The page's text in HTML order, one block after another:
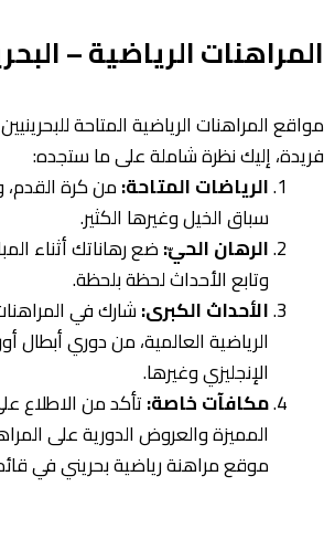
المراهنات الرياضية –
مواقع المراهنات الرياضية المتاحة
فريدة، إليك نظرة شاملة على ما ستجده:
الرياضات المتاحة:من كرة القدم،
سباق الخيل وغيرها الكثير.
الرهان الحيّ:ضع رهاناتك أثناء
وتابع الأحداث لحظة بلحظة.
الأحداث الكبرى:شارك في
الرياضية العالمية، من دوري أبطال
الإنجليزي وغيرها.
مكافآت خاصة:تأكد من الاطلاع
المميزة والعروض الدورية على
موقع مراهنة رياضية بحريني في